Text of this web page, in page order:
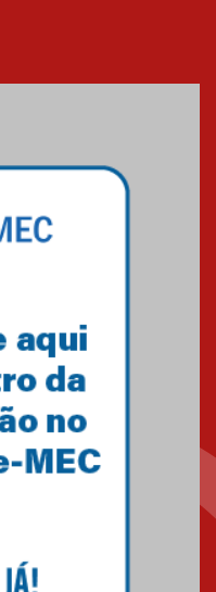
campanha
apoiar famílias em
do ano ressalta o